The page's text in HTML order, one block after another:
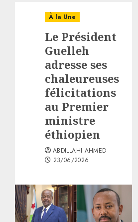
À la Une
Le Président
Guelleh
adresse ses
chaleureuses
félicitations
au Premier
ministre
éthiopien
ABDILLAHI AHMED
23/06/2026